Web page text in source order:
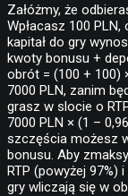
Załóżmy, że
Wpłacasz 100
kapitał do gry
kwoty bonusu +
obrót = (100 + 100)
7000 PLN, zanim
grasz w slocie o
7000 PLN × (1 –
szczęścia możesz
bonusu. Aby
RTP (powyżej 97%)
gry wliczają się w